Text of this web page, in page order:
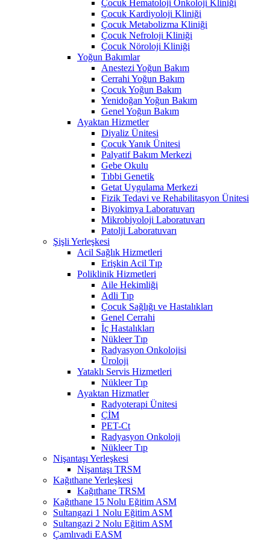
Çocuk Hematoloji Onkoloji Kliniği
Çocuk Kardiyoloji Kliniği
Çocuk Metabolizma Kliniği
Çocuk Nefroloji Kliniği
Çocuk Nöroloji Kliniği
Yoğun Bakımlar
Anestezi Yoğun Bakım
Cerrahi Yoğun Bakım
Çocuk Yoğun Bakım
Yenidoğan Yoğun Bakım
Genel Yoğun Bakım
Ayaktan Hizmetler
Diyaliz Ünitesi
Çocuk Yanık Ünitesi
Palyatif Bakım Merkezi
Gebe Okulu
Tıbbi Genetik
Getat Uygulama Merkezi
Fizik Tedavi ve Rehabilitasyon Ünitesi
Biyokimya Laboratuvarı
Mikrobiyoloji Laboratuvarı
Patolji Laboratuvarı
Şişli Yerleşkesi
Acil Sağlık Hizmetleri
Erişkin Acil Tıp
Poliklinik Hizmetleri
Aile Hekimliği
Adli Tıp
Çocuk Sağlığı ve Hastalıkları
Genel Cerrahi
İç Hastalıkları
Nükleer Tıp
Radyasyon Onkolojisi
Üroloji
Yataklı Servis Hizmetleri
Nükleer Tıp
Ayaktan Hizmatler
Radyoterapi Ünitesi
ÇİM
PET-Ct
Radyasyon Onkoloji
Nükleer Tıp
Nişantaşı Yerleşkesi
Nişantaşı TRSM
Kağıthane Yerleşkesi
Kağıthane TRSM
Kağıthane 15 Nolu Eğitim ASM
Sultangazi 1 Nolu Eğitim ASM
Sultangazi 2 Nolu Eğitim ASM
Çamlıvadi EASM